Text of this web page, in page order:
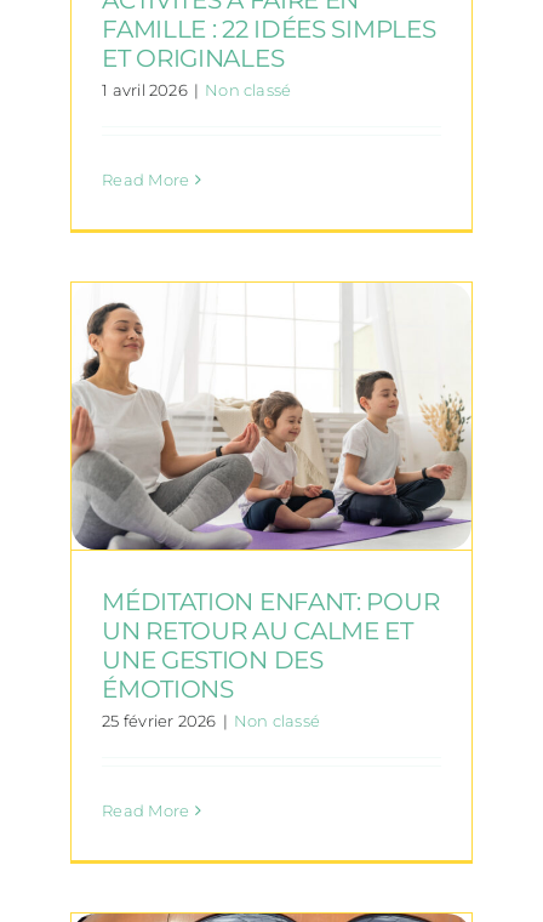
FAMILLE : 22 IDÉES SIMPLES
ET ORIGINALES
1 avril 2026 | Non classé
Read More
MÉDITATION ENFANT: POUR
UN RETOUR AU CALME ET
UNE GESTION DES
ÉMOTIONS
25 février 2026 | Non classé
Read More